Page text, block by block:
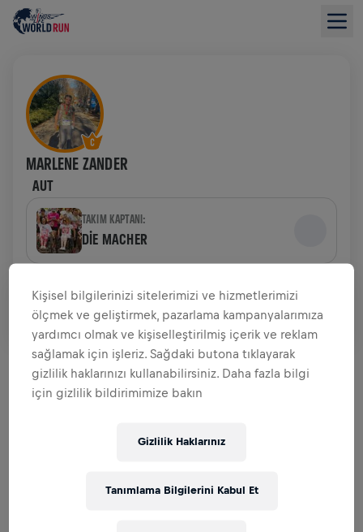
MARLENE ZANDER
AUT
TAKIM KAPTANI:
DIE MACHER
DIE MACHER
BAĞIŞ TOPLAMAYA GENEL BAKIŞ
$0,00 TOPLANAN BAĞIŞ
omurilik felci araştırmaları için kullanılacak.
Kişisel bilgilerinizi sitelerimizi ve hizmetlerimizi
ölçmek ve geliştirmek, pazarlama kampanyalarımıza
yardımcı olmak ve kişiselleştirilmiş içerik ve reklam
sağlamak için işleriz. Sağdaki butona tıklayarak
gizlilik haklarınızı kullanabilirsiniz. Daha fazla bilgi
için gizlilik bildirimimize bakın
Gizlilik Haklarınız
Tanımlama Bilgilerini Kabul Et